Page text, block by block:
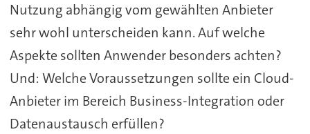
Nutzung abhängig vom gewählten Anbieter
sehr wohl unterscheiden kann. Auf welche
Aspekte sollten Anwender besonders achten?
Und: Welche Voraussetzungen sollte ein Cloud-
Anbieter im Bereich Business-Integration oder
Datenaustausch erfüllen?